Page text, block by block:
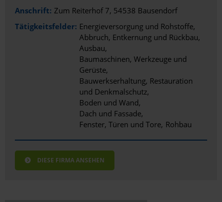
Straßen, Wege, Plätze
Anschrift: Zum Reiterhof 7, 54538 Bausendorf
Tätigkeitsfelder: Energieversorgung und Rohstoffe
Abbruch, Entkernung und Rückbau
Ausbau
Baumaschinen, Werkzeuge und
Gerüste
Bauwerkserhaltung, Restauration
und Denkmalschutz
Boden und Wand
Dach und Fassade
Fenster, Türen und Tore Rohbau
DIESE FIRMA ANSEHEN